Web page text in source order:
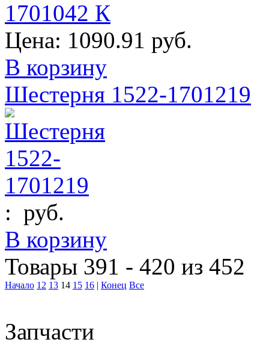
Цена: 1090.91 руб.
В корзину
Шестерня 1522-1701219
: руб.
В корзину
Товары 391 - 420 из 452
Начало 12 13 14 15 16 | Конец Все
Запчасти